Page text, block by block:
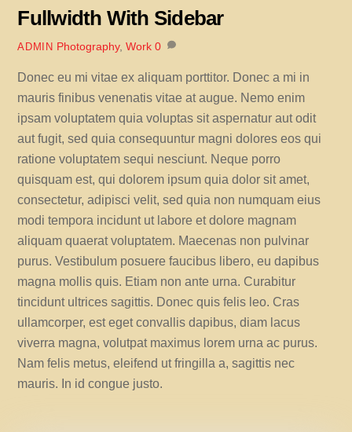
Fullwidth With Sidebar
ADMIN Photography, Work 0
Donec eu mi vitae ex aliquam porttitor. Donec a mi in
mauris finibus venenatis vitae at augue. Nemo enim
ipsam voluptatem quia voluptas sit aspernatur aut odit
aut fugit, sed quia consequuntur magni dolores eos qui
ratione voluptatem sequi nesciunt. Neque porro
quisquam est, qui dolorem ipsum quia dolor sit amet,
consectetur, adipisci velit, sed quia non numquam eius
modi tempora incidunt ut labore et dolore magnam
aliquam quaerat voluptatem. Maecenas non pulvinar
purus. Vestibulum posuere faucibus libero, eu dapibus
magna mollis quis. Etiam non ante urna. Curabitur
tincidunt ultrices sagittis. Donec quis felis leo. Cras
ullamcorper, est eget convallis dapibus, diam lacus
viverra magna, volutpat maximus lorem urna ac purus.
Nam felis metus, eleifend ut fringilla a, sagittis nec
mauris. In id congue justo.